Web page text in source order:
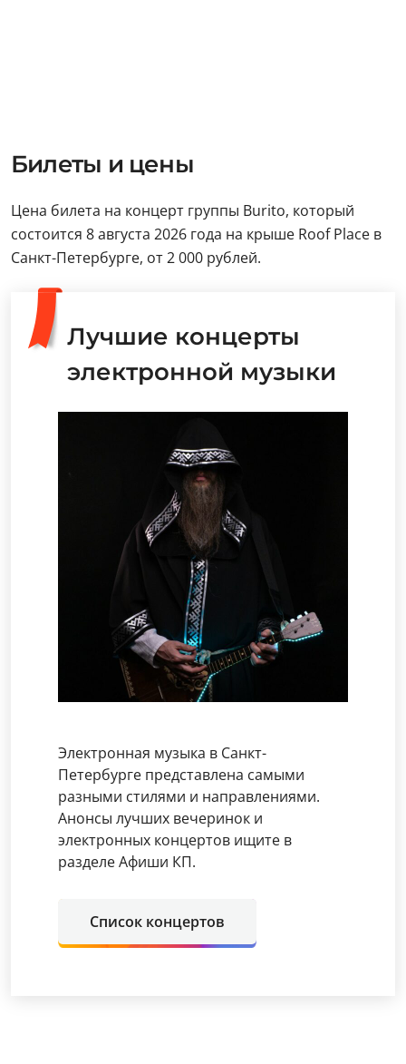
Билеты и цены
Цена билета на концерт группы Burito, который
состоится 8 августа 2026 года на крыше Roof Place в
Санкт-Петербурге, от 2 000 рублей.
Лучшие концерты
электронной музыки
Электронная музыка в Санкт-
Петербурге представлена самыми
разными стилями и направлениями.
Анонсы лучших вечеринок и
электронных концертов ищите в
разделе Афиши КП.
Список концертов